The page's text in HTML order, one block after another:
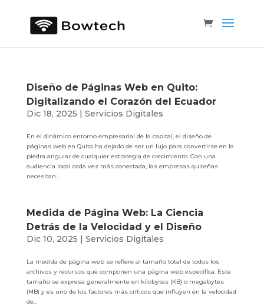
Diseño de Páginas Web en Quito:
Digitalizando el Corazón del Ecuador
Dic 18, 2025 | Servicios Digitales
En el dinámico entorno empresarial de la capital, el diseño de
páginas web en Quito ha dejado de ser un lujo para convertirse en la
piedra angular de cualquier estrategia de crecimiento. Con una
audiencia local cada vez más conectada, las empresas quiteñas
necesitan...
Medida de Página Web: La Ciencia
Detrás de la Velocidad y el Diseño
Dic 10, 2025 | Servicios Digitales
La medida de página web se refiere al tamaño total de todos los
archivos y recursos que componen una página web específica. Este
tamaño se expresa generalmente en kilobytes (KB) o megabytes
(MB) y es uno de los factores más críticos que influyen en la velocidad
de...